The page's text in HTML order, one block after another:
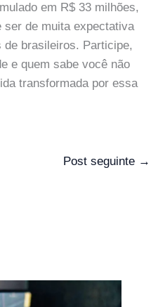
em R$ 33 milhões,
ser de muita expectativa
de brasileiros. Participe,
e quem sabe você não
transformada por essa
Post seguinte →